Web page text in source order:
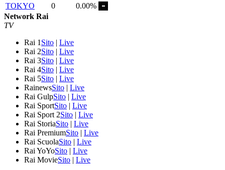
TOKYO
0
0.00%
Network Rai
TV
Rai 1 Sito | Live
Rai 2Sito | Live
Rai 3Sito | Live
Rai 4Sito | Live
Rai 5Sito | Live
RainewsSito | Live
Rai GulpSito | Live
Rai SportSito | Live
Rai Sport 2Sito | Live
Rai StoriaSito | Live
Rai PremiumSito | Live
Rai ScuolaSito | Live
Rai YoYoSito | Live
Rai MovieSito | Live